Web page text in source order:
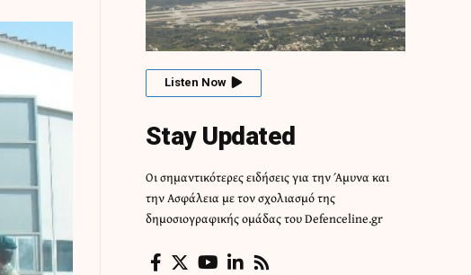
Listen Now
Stay Updated
Οι σημαντικότερες ειδήσεις για την Άμυνα και
την Ασφάλεια με τον σχολιασμό της
δημοσιογραφικής ομάδας του Defenceline.gr